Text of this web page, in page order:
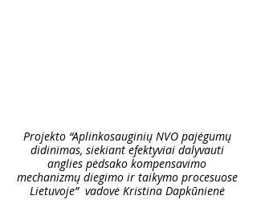
Projekto “Aplinkosauginių NVO pajėgumų
didinimas, siekiant efektyviai dalyvauti
anglies pėdsako kompensavimo
mechanizmų diegimo ir taikymo procesuose
Lietuvoje”  vadovė Kristina Dapkūnienė